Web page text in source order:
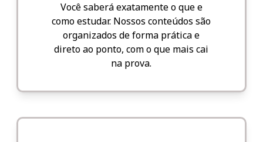
Você saberá exatamente o que e
como estudar. Nossos conteúdos são
organizados de forma prática e
direto ao ponto, com o que mais cai
na prova.